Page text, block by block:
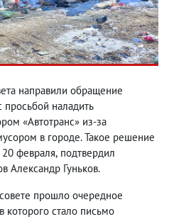
направили обращение
просьбой наладить
«Автотранс» из-за
в городе. Такое решение
февраля, подтвердил
Александр Гуньков.
прошло очередное
которого стало письмо